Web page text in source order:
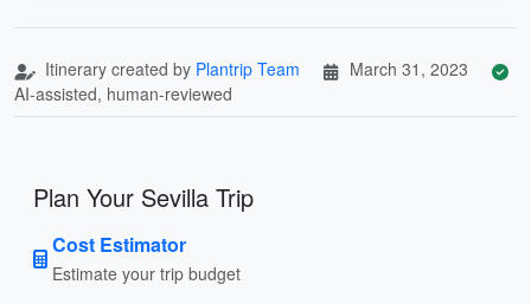
Itinerary created by Plantrip Team
March 31, 2023
AI-assisted, human-reviewed
Plan Your Sevilla Trip
Cost Estimator
Estimate your trip budget